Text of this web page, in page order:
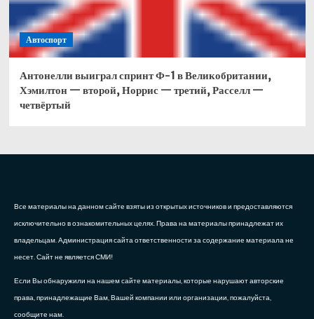
Автоспорт
Антонелли выиграл спринт Ф-1 в Великобритании,
Хэмилтон — второй, Норрис — третий, Расселл —
четвёртый
Все материалы на данном сайте взяты из открытых источников и предоставляются
исключительно в ознакомительных целях. Права на материалы принадлежат их
владельцам. Администрация сайта ответственности за содержание материала не
несет. Сайт не является СМИ!
Если Вы обнаружили на нашем сайте материалы, которые нарушают авторские
права, принадлежащие Вам, Вашей компании или организации, пожалуйста,
сообщите нам.